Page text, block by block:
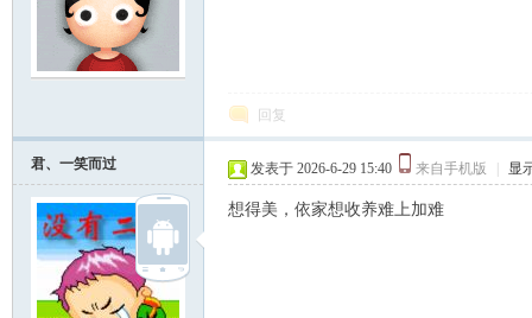
回复
君、一笑而过 发表于 2026-6-29 15:40 来自手机版 显
想得美，依家想收养难上加难